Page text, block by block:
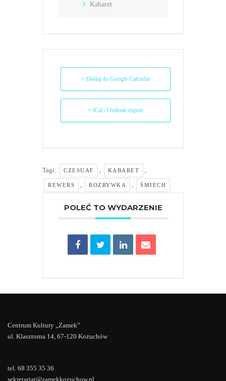
Kabaret
+ Dodaj do Google Calendar
+ iCal / Outlook export
Tagi: CZESUAF , KABARET ,
REWERS , ROZRYWKA , ŚMIECH
POLEĆ TO WYDARZENIE
Centrum Kultury „Zamek”
ul. Klasztorna 14, 67-120 Kożuchów
tel. 68 355 35 36
sekretariat@zamekkozuchow.pl